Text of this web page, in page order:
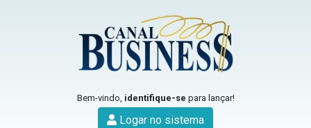
Bem-vindo, identifique-se para lançar!
Logar no sistema